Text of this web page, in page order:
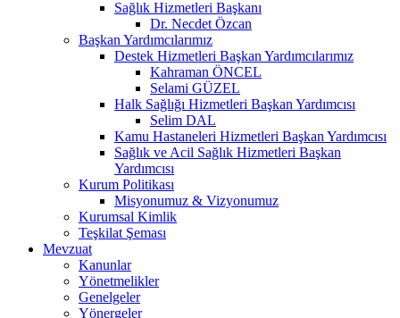
Sağlık Hizmetleri Başkanı
Dr. Necdet Özcan
Başkan Yardımcılarımız
Destek Hizmetleri Başkan Yardımcılarımız
Kahraman ÖNCEL
Selami GÜZEL
Halk Sağlığı Hizmetleri Başkan Yardımcısı
Selim DAL
Kamu Hastaneleri Hizmetleri Başkan Yardımcısı
Sağlık ve Acil Sağlık Hizmetleri Başkan
Yardımcısı
Kurum Politikası
Misyonumuz & Vizyonumuz
Kurumsal Kimlik
Teşkilat Şeması
Mevzuat
Kanunlar
Yönetmelikler
Genelgeler
Yönergeler